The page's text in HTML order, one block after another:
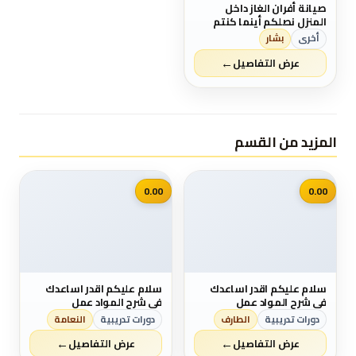
صيانة أفران الغاز داخل
المنزل نصلكم أينما كنتم
بكفالة وجودة عالية
0796251113
أخرى بشار
عرض التفاصيل←
المزيد من القسم
📷
0.00
سلام عليكم اقدر اساعدك
في شرح المواد عمل
باوربوينت بصوت او بدون
وأبحاث على الورد بأفكار
جديدة وتنفيذ كل المطلوب
دورات تدريبية الطارف
عرض التفاصيل←
📷
0.00
سلام عليكم اقدر اساعدك
في شرح المواد عمل
باوربوينت بصوت او بدون
وأبحاث على الورد بأفكار
جديدة وتنفيذ كل المطلوب
دورات تدريبية النعامة
عرض التفاصيل←